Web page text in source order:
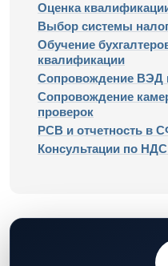
Оценка
Выбор системы
Обучение
квалификации
Сопровождение ВЭД
Сопровождение
проверок
РСВ и отчетность в
Консультации по